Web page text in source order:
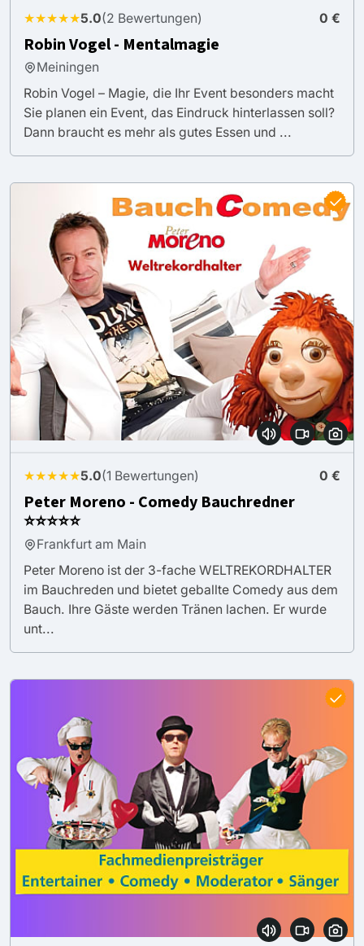
★★★★★5.0(2 Bewertungen) 0 €
Robin Vogel - Mentalmagie
Meiningen
Robin Vogel – Magie, die Ihr Event besonders macht
Sie planen ein Event, das Eindruck hinterlassen soll?
Dann braucht es mehr als gutes Essen und ...
★★★★★5.0(1 Bewertungen) 0 €
Peter Moreno - Comedy Bauchredner
⭐⭐⭐⭐⭐
Frankfurt am Main
Peter Moreno ist der 3-fache WELTREKORDHALTER
im Bauchreden und bietet geballte Comedy aus dem
Bauch. Ihre Gäste werden Tränen lachen. Er wurde
unt...